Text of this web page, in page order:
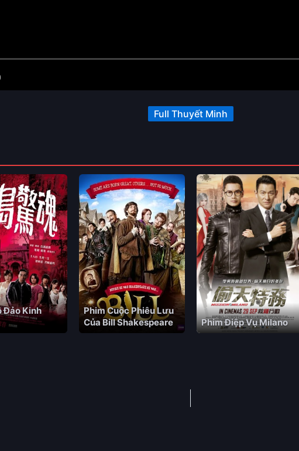
Full Thuyết Minh
Đảo Kinh
Phim Cuộc Phiêu Lưu
Của Bill Shakespeare
Phim Điệp Vụ Milano